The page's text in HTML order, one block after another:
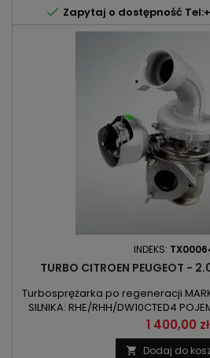
 Zapytaj o dostępność
INDEKS:
TURBO CITROEN PEUGEOT -
Turbosprężarka po regeneracji
SILNIKA: RHE/RHH/DW10CTED4
MOC: 110kW/150KM / 120kW/163KM
Uwaga : Turbo bez
Cena
1 400,00 zł
 Dodaj do